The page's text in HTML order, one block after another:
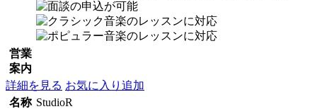
営業
案内
詳細を見る お気に入り追加
名称 StudioR